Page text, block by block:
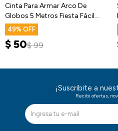
Cinta Para Armar Arco De
Globos 5 Metros Fiesta Fácil
Armado
49
$50$ 99
¡Suscribite a
Recibi ofertas,